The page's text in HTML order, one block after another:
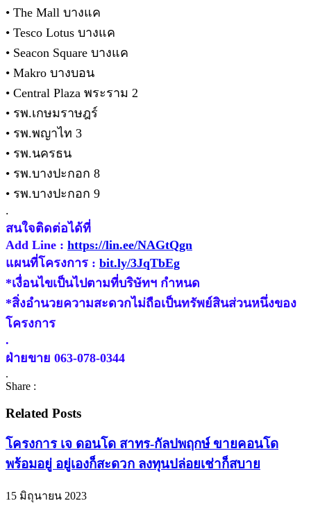
• The Mall บางแค
• Tesco Lotus บางแค
• Seacon Square บางแค
• Makro บางบอน
• Central Plaza พระราม 2
• รพ.เกษมราษฎร์
• รพ.พญาไท 3
• รพ.นครธน
• รพ.บางปะกอก 8
• รพ.บางปะกอก 9
.
สนใจติดต่อได้ที่
Add Line : https://lin.ee/NAGtQgn
แผนที่โครงการ : bit.ly/3JqTbEg
*เงื่อนไขเป็นไปตามที่บริษัทฯ กำหนด
*สิ่งอำนวยความสะดวกไม่ถือเป็นทรัพย์สินส่วนหนึ่งของ
โครงการ
.
ฝ่ายขาย 063-078-0344
.
Share :
Related Posts
โครงการ เจ ดอนโด สาทร-กัลปพฤกษ์ ขายคอนโด
พร้อมอยู่ อยู่เองก็สะดวก ลงทุนปล่อยเช่าก็สบาย
15 มิถุนายน 2023